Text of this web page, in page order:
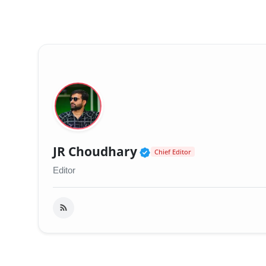
JR Choudhary Verified Public
Chief Editor
Editor